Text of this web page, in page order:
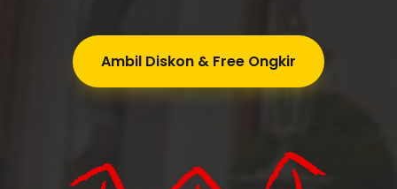
Ambil Diskon & Free Ongkir